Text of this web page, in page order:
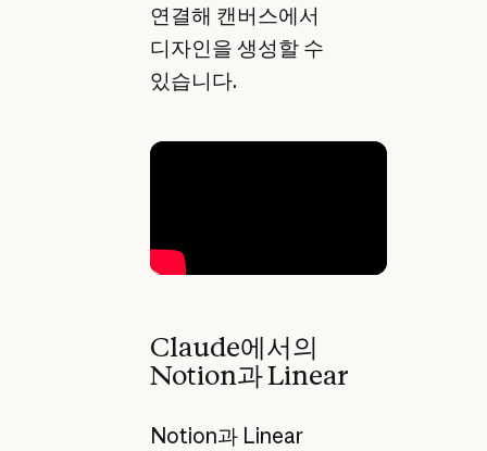
연결해 캔버스에서
디자인을 생성할 수
있습니다.
Claude에서의
Notion과 Linear
Notion과 Linear